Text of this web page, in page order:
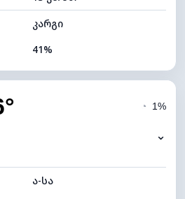
კარგი
41%
7 (ნათელი)
◔ 1%
⌄
ა-სა